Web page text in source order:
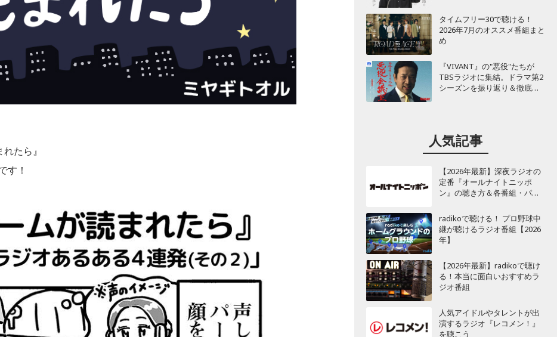
たら』
す！
タイムフリー30で聴ける！
2026年7月のオススメ番組まと
め
『VIVANT』の"悪役"たちが
TBSラジオに集結。ドラマ第2
シーズンを振り返り＆徹底考
人気記事
【2026年最新】深夜ラジオの
定番『オールナイトニッポ
ン』の聴き方＆各番組・パー
radikoで聴ける！ プロ野球中
継が聴けるラジオ番組【2026
年】
【2026年最新】radikoで聴け
る！本当に面白いおすすめラ
ジオ番組
人気アイドルやタレントが出
演するラジオ『レコメン！』
を聴こう